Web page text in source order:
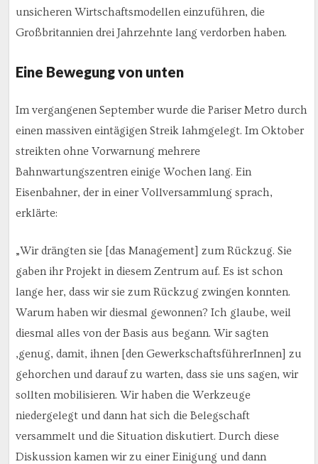
unsicheren Wirtschaftsmodellen einzuführen, die
Großbritannien drei Jahrzehnte lang verdorben haben.
Eine Bewegung von unten
Im vergangenen September wurde die Pariser Metro durch
einen massiven eintägigen Streik lahmgelegt. Im Oktober
streikten ohne Vorwarnung mehrere
Bahnwartungszentren einige Wochen lang. Ein
Eisenbahner, der in einer Vollversammlung sprach,
erklärte:
„Wir drängten sie [das Management] zum Rückzug. Sie
gaben ihr Projekt in diesem Zentrum auf. Es ist schon
lange her, dass wir sie zum Rückzug zwingen konnten.
Warum haben wir diesmal gewonnen? Ich glaube, weil
diesmal alles von der Basis aus begann. Wir sagten
,genug, damit, ihnen [den GewerkschaftsführerInnen] zu
gehorchen und darauf zu warten, dass sie uns sagen, wir
sollten mobilisieren. Wir haben die Werkzeuge
niedergelegt und dann hat sich die Belegschaft
versammelt und die Situation diskutiert. Durch diese
Diskussion kamen wir zu einer Einigung und dann